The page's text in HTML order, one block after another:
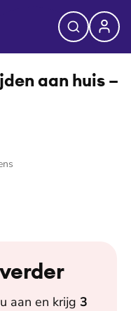
©Shutterstock
aan huis –
aan en krijg 3